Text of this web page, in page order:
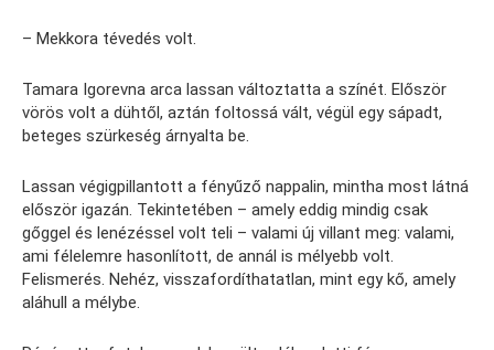
– Mekkora tévedés volt.
Tamara Igorevna arca lassan változtatta a színét. Először
vörös volt a dühtől, aztán foltossá vált, végül egy sápadt,
beteges szürkeség árnyalta be.
Lassan végigpillantott a fényűző nappalin, mintha most látná
először igazán. Tekintetében – amely eddig mindig csak
gőggel és lenézéssel volt teli – valami új villant meg: valami,
ami félelemre hasonlított, de annál is mélyebb volt.
Felismerés. Nehéz, visszafordíthatatlan, mint egy kő, amely
aláhull a mélybe.